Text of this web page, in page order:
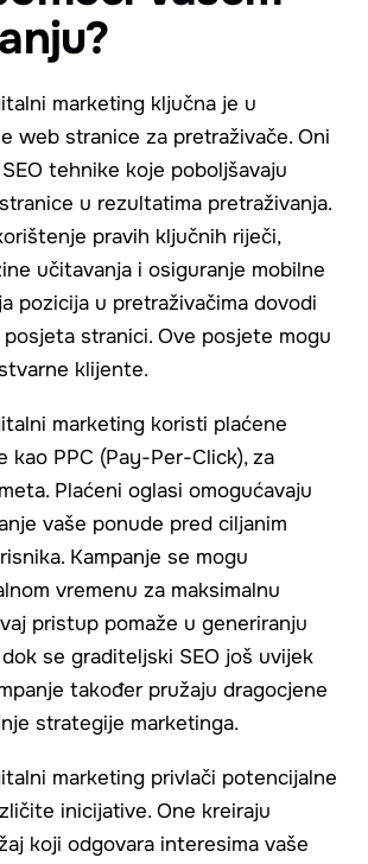
marketing ključna je u
web stranice za pretraživače. Oni
tehnike koje poboljšavaju
u rezultatima pretraživanja.
pravih ključnih riječi,
učitavanja i osiguranje mobilne
pozicija u pretraživačima dovodi
stranici. Ove posjete mogu
klijente.
marketing koristi plaćene
kao PPC (Pay-Per-Click), za
Plaćeni oglasi omogućavaju
vaše ponude pred ciljanim
Kampanje se mogu
vremenu za maksimalnu
pristup pomaže u generiranju
se graditeljski SEO još uvijek
također pružaju dragocjene
strategije marketinga.
marketing privlači potencijalne
inicijative. One kreiraju
koji odgovara interesima vaše